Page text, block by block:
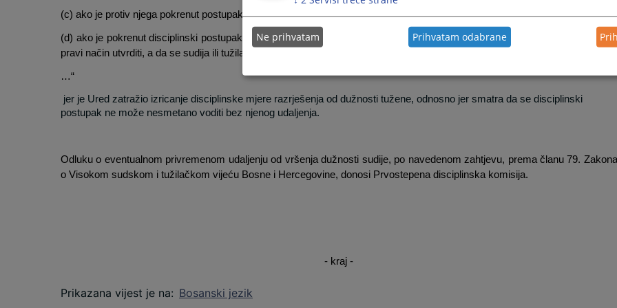
(c) ako je protiv njega pokrenut postupak razrješenja;
(d) ako je pokrenut disciplinski postupak za disciplinski prekršaj, a Vijeće utvrdi da se disciplinska odgovornost ne može na
pravi način utvrditi, a da se sudija ili tužilac privremeno ne udalji od vršenja dužnosti tokom postupka;
…“
jer je Ured zatražio izricanje disciplinske mjere razrješenja od dužnosti tužene, odnosno jer smatra da se disciplinski
postupak ne može nesmetano voditi bez njenog udaljenja.
Odluku o eventualnom privremenom udaljenju od vršenja dužnosti sudije, po navedenom zahtjevu, prema članu 79. Zakona
o Visokom sudskom i tužilačkom vijeću Bosne i Hercegovine, donosi Prvostepena disciplinska komisija.
- kraj -
Prikazana vijest je na: Bosanski jezik
Ne prihvatam Prihvatam odabrane